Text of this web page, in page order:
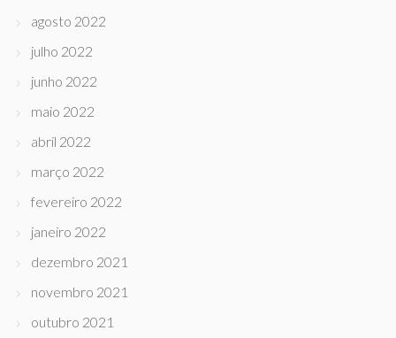
agosto 2022
julho 2022
junho 2022
maio 2022
abril 2022
março 2022
fevereiro 2022
janeiro 2022
dezembro 2021
novembro 2021
outubro 2021